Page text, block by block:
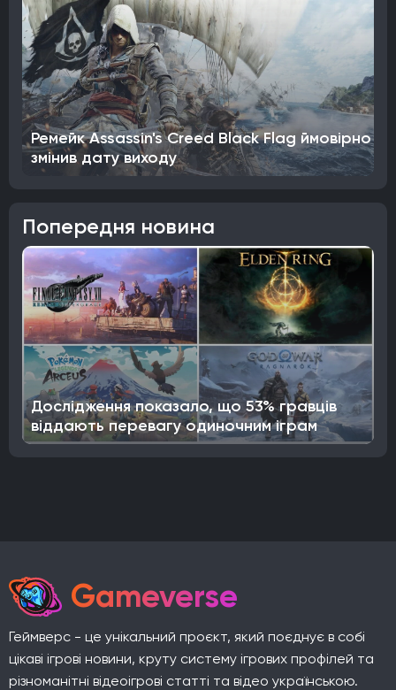
Ремейк Assassin's Creed Black Flag ймовірно
змінив дату виходу
Попередня новина
Дослідження показало, що 53% гравців
віддають перевагу одиночним іграм
Gameverse
Геймверс - це унікальний проєкт, який поєднує в собі
цікаві ігрові новини, круту систему ігрових профілей та
різноманітні відеоігрові статті та відео українською.